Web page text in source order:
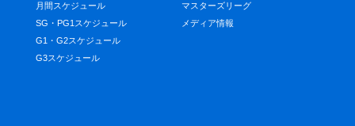
月間スケジュール
SG・PG1スケジュール
G1・G2スケジュール
G3スケジュール
マスターズリーグ
メディア情報